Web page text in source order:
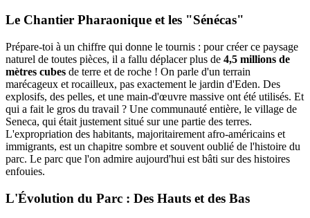
Le Chantier Pharaonique et les "Sénécas"
Prépare-toi à un chiffre qui donne le tournis : pour créer ce paysage
naturel de toutes pièces, il a fallu déplacer plus de 4,5 millions de
mètres cubes de terre et de roche ! On parle d'un terrain
marécageux et rocailleux, pas exactement le jardin d'Eden. Des
explosifs, des pelles, et une main-d'œuvre massive ont été utilisés. Et
qui a fait le gros du travail ? Une communauté entière, le village de
Seneca, qui était justement situé sur une partie des terres.
L'expropriation des habitants, majoritairement afro-américains et
immigrants, est un chapitre sombre et souvent oublié de l'histoire du
parc. Le parc que l'on admire aujourd'hui est bâti sur des histoires
enfouies.
L'Évolution du Parc : Des Hauts et des Bas